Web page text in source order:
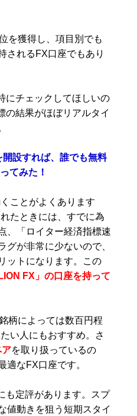
を獲得し、項目別でも
されるFX口座でもあり
にチェックしてほしいの
の結果がほぼリアルタイ
設すれば、誰でも無料
てみた！
ことがよくあります
たときには、すでに為
、「ロイター経済指標速
が非常に少ないので、
ットになります。この
FX」の口座を持って
柄によっては数百円程
い人にもおすすめ。さ
アを取り扱っているの
適なFX口座です。
も定評があります。スプ
値動きを狙う短期スタイ